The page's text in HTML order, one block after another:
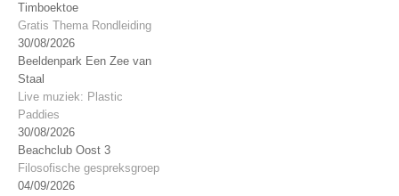
Timboektoe
Gratis Thema Rondleiding
30/08/2026
Beeldenpark Een Zee van
Staal
Live muziek: Plastic
Paddies
30/08/2026
Beachclub Oost 3
Filosofische gespreksgroep
04/09/2026